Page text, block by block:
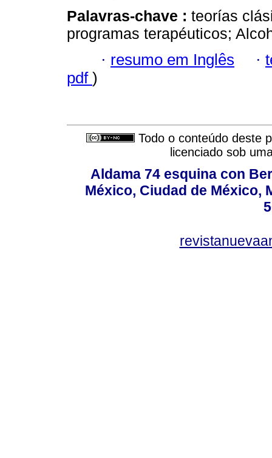
Palavras-chave : teorías
programas terapéuticos;
· resumo em Inglês ·
pdf )
Todo o conteúdo deste
licenciado sob
Aldama 74 esquina con
México, Ciudad de México,